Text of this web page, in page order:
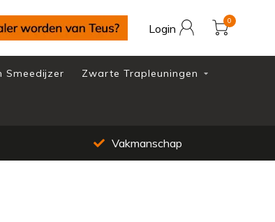
Login
0
Smeedijzer Zwarte Trapleuningen
Vakmanschap